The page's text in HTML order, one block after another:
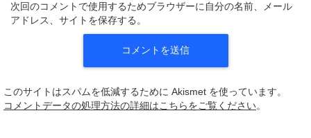
次回のコメントで使用するためブラウザーに自分の名前、メール
アドレス、サイトを保存する。
このサイトはスパムを低減するために Akismet を使っています。
コメントデータの処理方法の詳細はこちらをご覧ください。